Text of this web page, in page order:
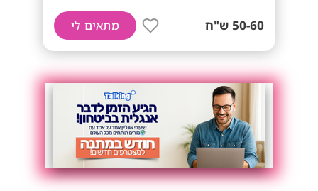
50-60 ש"ח מתאים לי